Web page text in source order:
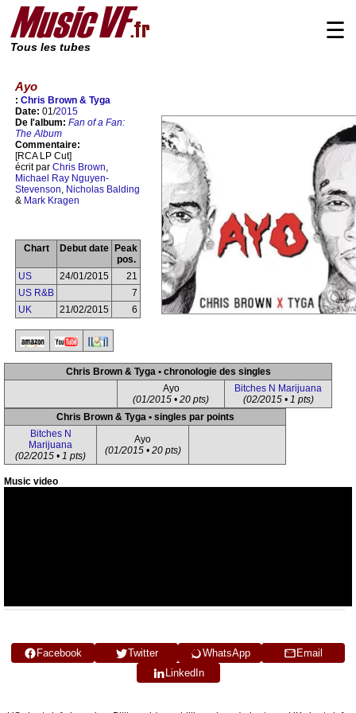
Tous les tubes
☰
Ayo
: Chris Brown & Tyga
Date: 01/2015
De l'album: Fan of a Fan:
The Album
Commentaire:
[RCA LP Cut]
écrit par Chris Brown,
Michael Ray Nguyen-
Stevenson, Nicholas Balding
& Mark Kragen
Chart Debut date
Peak
pos.
US
24/01/2015
21
US R&B
7
UK
21/02/2015 6
Chris Brown & Tyga • chronologie des singles
Ayo
(01/2015 • 20 pts)
Bitches N Marijuana
(02/2015 • 1 pts)
Chris Brown & Tyga • singles par points
Bitches N
Marijuana
(02/2015 • 1 pts)
Ayo
(01/2015 • 20 pts)
Music video
Facebook Twitter WhatsApp
Email
LinkedIn